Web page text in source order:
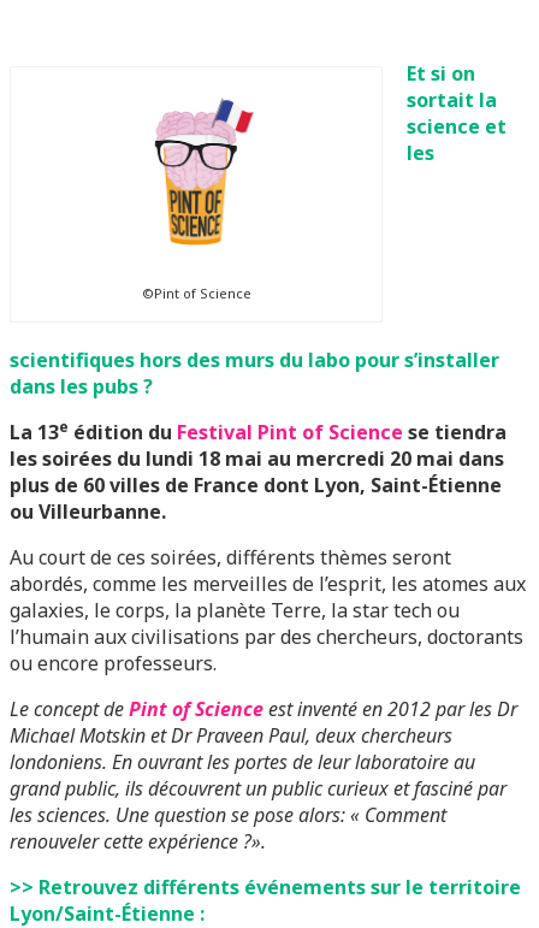
©Pint of Science
Et si on
sortait la
science et
les
scientifiques hors des murs du labo pour s’installer
dans les pubs ?
La 13e édition du Festival Pint of Science se tiendra
les soirées du lundi 18 mai au mercredi 20 mai dans
plus de 60 villes de France dont Lyon, Saint-Étienne
ou Villeurbanne.
Au court de ces soirées, différents thèmes seront
abordés, comme les merveilles de l’esprit, les atomes aux
galaxies, le corps, la planète Terre, la star tech ou
l’humain aux civilisations par des chercheurs, doctorants
ou encore professeurs.
Le concept dePint of Scienceest inventé en 2012 par les Dr
Michael Motskin et Dr Praveen Paul, deux chercheurs
londoniens. En ouvrant les portes de leur laboratoire au
grand public, ils découvrent un public curieux et fasciné par
les sciences. Une question se pose alors: « Comment
renouveler cette expérience ?».
>> Retrouvez différents événements sur le territoire
Lyon/Saint-Étienne :